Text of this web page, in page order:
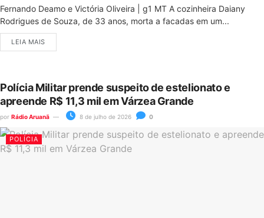
Fernando Deamo e Victória Oliveira | g1 MT A cozinheira Daiany
Rodrigues de Souza, de 33 anos, morta a facadas em um...
LEIA MAIS
Polícia Militar prende suspeito de estelionato e
apreende R$ 11,3 mil em Várzea Grande
por Rádio Aruanã 8 de julho de 2026 0
POLÍCIA